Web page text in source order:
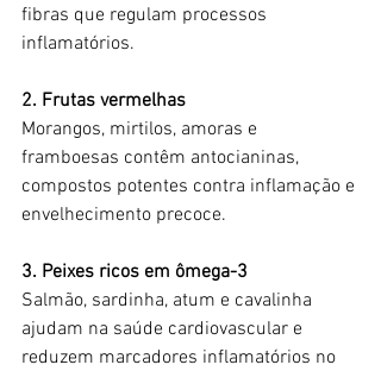
fibras que regulam processos
inflamatórios.
2. Frutas vermelhas
Morangos, mirtilos, amoras e
framboesas contêm antocianinas,
compostos potentes contra inflamação e
envelhecimento precoce.
3. Peixes ricos em ômega-3
Salmão, sardinha, atum e cavalinha
ajudam na saúde cardiovascular e
reduzem marcadores inflamatórios no